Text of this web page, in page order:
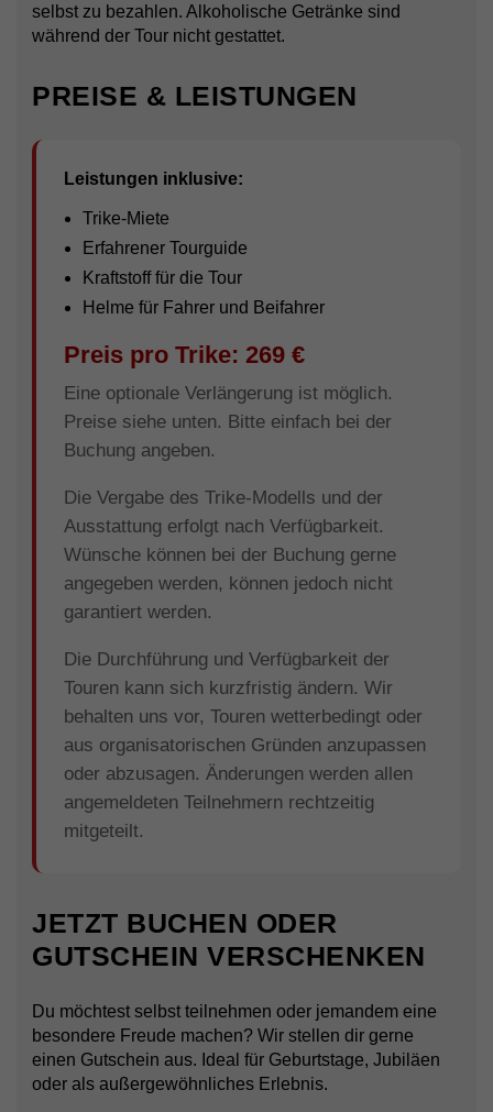
selbst zu bezahlen. Alkoholische Getränke sind
während der Tour nicht gestattet.
PREISE & LEISTUNGEN
Leistungen inklusive:
Trike-Miete
Erfahrener Tourguide
Kraftstoff für die Tour
Helme für Fahrer und Beifahrer
Preis pro Trike: 269 €
Eine optionale Verlängerung ist möglich.
Preise siehe unten. Bitte einfach bei der
Buchung angeben.
Die Vergabe des Trike-Modells und der
Ausstattung erfolgt nach Verfügbarkeit.
Wünsche können bei der Buchung gerne
angegeben werden, können jedoch nicht
garantiert werden.
Die Durchführung und Verfügbarkeit der
Touren kann sich kurzfristig ändern. Wir
behalten uns vor, Touren wetterbedingt oder
aus organisatorischen Gründen anzupassen
oder abzusagen. Änderungen werden allen
angemeldeten Teilnehmern rechtzeitig
mitgeteilt.
JETZT BUCHEN ODER
GUTSCHEIN VERSCHENKEN
Du möchtest selbst teilnehmen oder jemandem eine
besondere Freude machen? Wir stellen dir gerne
einen Gutschein aus. Ideal für Geburtstage, Jubiläen
oder als außergewöhnliches Erlebnis.